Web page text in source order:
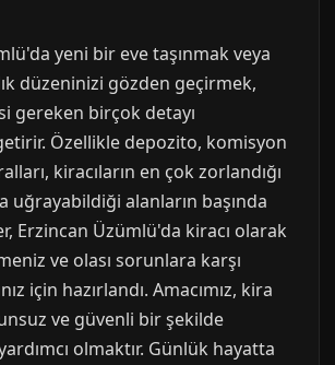
yeni bir eve taşınmak veya
düzeninizi gözden geçirmek,
gereken birçok detayı
Özellikle depozito, komisyon
kiracıların en çok zorlandığı
uğrayabildiği alanların başında
Erzincan Üzümlü'da kiracı olarak
ve olası sorunlara karşı
için hazırlandı. Amacımız, kira
ve güvenli bir şekilde
olmaktır. Günlük hayatta